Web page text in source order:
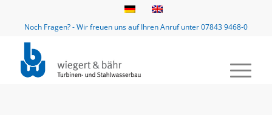
Noch Fragen? - Wir freuen uns auf Ihren Anruf unter 07843 9468-0